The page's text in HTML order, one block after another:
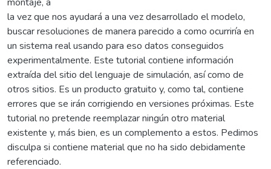
la vez que nos ayudará a una vez desarrollado el modelo,
buscar resoluciones de manera parecido a como ocurriría en
un sistema real usando para eso datos conseguidos
experimentalmente. Este tutorial contiene información
extraída del sitio del lenguaje de simulación, así como de
otros sitios. Es un producto gratuito y, como tal, contiene
errores que se irán corrigiendo en versiones próximas. Este
tutorial no pretende reemplazar ningún otro material
existente y, más bien, es un complemento a estos. Pedimos
disculpa si contiene material que no ha sido debidamente
referenciado.